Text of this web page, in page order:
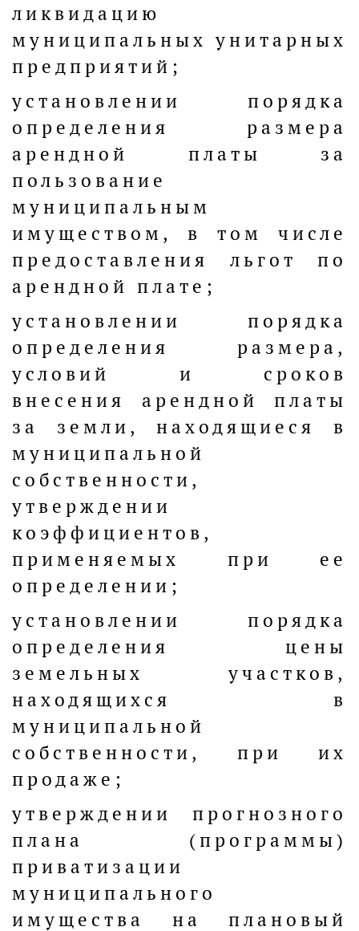
ликвидацию
муниципальных унитарных
предприятий;
установлении порядка
определения размера
арендной платы за
пользование
муниципальным
имуществом, в том числе
предоставления льгот по
арендной плате;
установлении порядка
определения размера,
условий и сроков
внесения арендной платы
за земли, находящиеся в
муниципальной
собственности,
утверждении
коэффициентов,
применяемых при ее
определении;
установлении порядка
определения цены
земельных участков,
находящихся в
муниципальной
собственности, при их
продаже;
утверждении прогнозного
плана (программы)
приватизации
муниципального
имущества на плановый